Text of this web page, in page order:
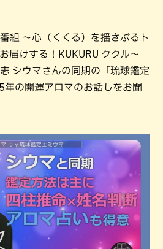
組 〜心（くくる）を揺さぶるト
届けする！KUKURU ククル〜
シウマさんの同期の「琉球鑑定
の開運アロマのお話しをお聞